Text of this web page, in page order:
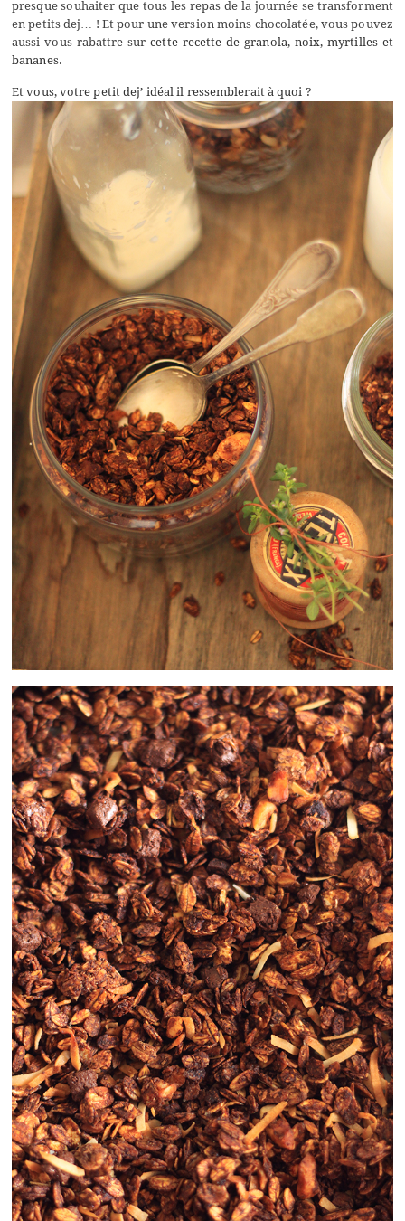
presque souhaiter que tous les repas de la journée se transforment
en petits dej… ! Et pour une version moins chocolatée, vous pouvez
aussi vous rabattre sur cette recette de granola, noix, myrtilles et
bananes.
Et vous, votre petit dej’ idéal il ressemblerait à quoi ?